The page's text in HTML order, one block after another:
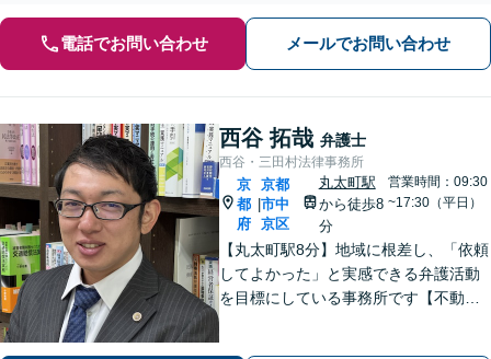
電話でお問い合わせ メールでお問い合わせ
西谷 拓哉 弁護士
西谷・三田村法律事務所
京
都
府
京都
市中
京区
丸太町駅
から徒歩8
分
営業時間：09:30
~17:30（平日）
【丸太町駅8分】地域に根差し、「依頼
してよかった」と実感できる弁護活動
を目標にしている事務所です【不動